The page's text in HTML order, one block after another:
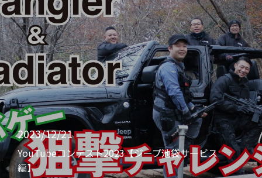
2023/12/21
YouTubeコンテスト2023【ジープ池袋サービス
編】